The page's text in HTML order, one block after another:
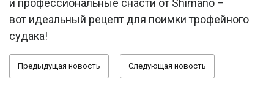
вот идеальный рецепт для поимки трофейного
судака!
Предыдущая новость Следующая новость